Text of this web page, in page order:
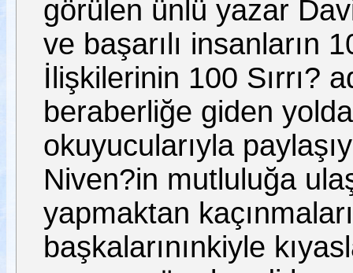
görülen ünlü yazar
ve başarılı insanların
İlişkilerinin 100 Sırrı?
beraberliğe giden
okuyucularıyla
Niven?in mutluluğa
yapmaktan
başkalarınınkiyle